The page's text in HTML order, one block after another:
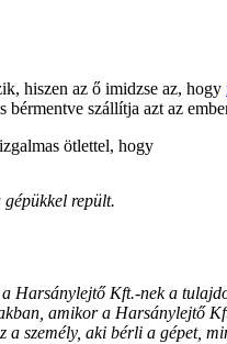
hiszen az ő imidzse az, hogy
szállítja azt az
ötlettel, hogy
repült.
Kft.-nek a
amikor a Harsánylejtő
aki bérli a gépet,